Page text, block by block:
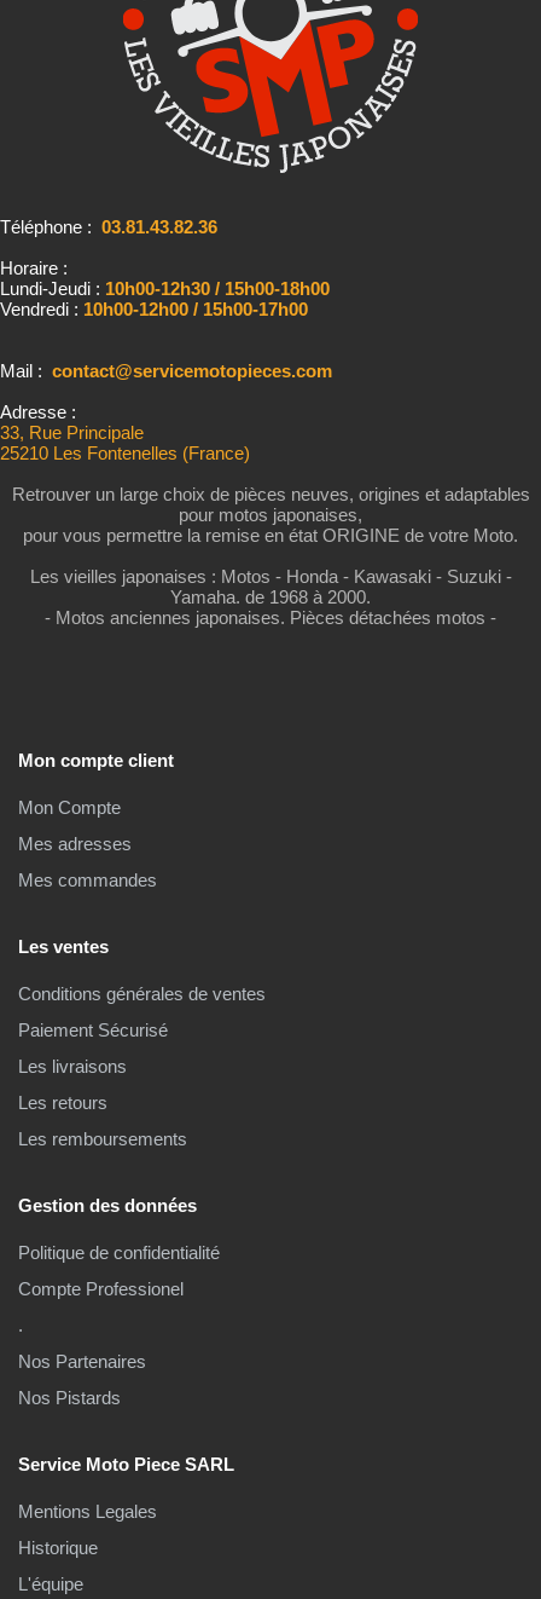
Téléphone : 03.81.43.82.36
Horaire :
Lundi-Jeudi : 10h00-12h30 / 15h00-18h00
Vendredi : 10h00-12h00 / 15h00-17h00
Mail : contact@servicemotopieces.com
Adresse :
33, Rue Principale
25210 Les Fontenelles (France)
Retrouver un large choix de pièces neuves, origines et adaptables
pour motos japonaises,
pour vous permettre la remise en état ORIGINE de votre Moto.
Les vieilles japonaises : Motos - Honda - Kawasaki - Suzuki -
Yamaha. de 1968 à 2000.
- Motos anciennes japonaises. Pièces détachées motos -
Mon compte client
Mon Compte
Mes adresses
Mes commandes
Les ventes
Conditions générales de ventes
Paiement Sécurisé
Les livraisons
Les retours
Les remboursements
Gestion des données
Politique de confidentialité
Compte Professionel
.
Nos Partenaires
Nos Pistards
Service Moto Piece SARL
Mentions Legales
Historique
L'équipe